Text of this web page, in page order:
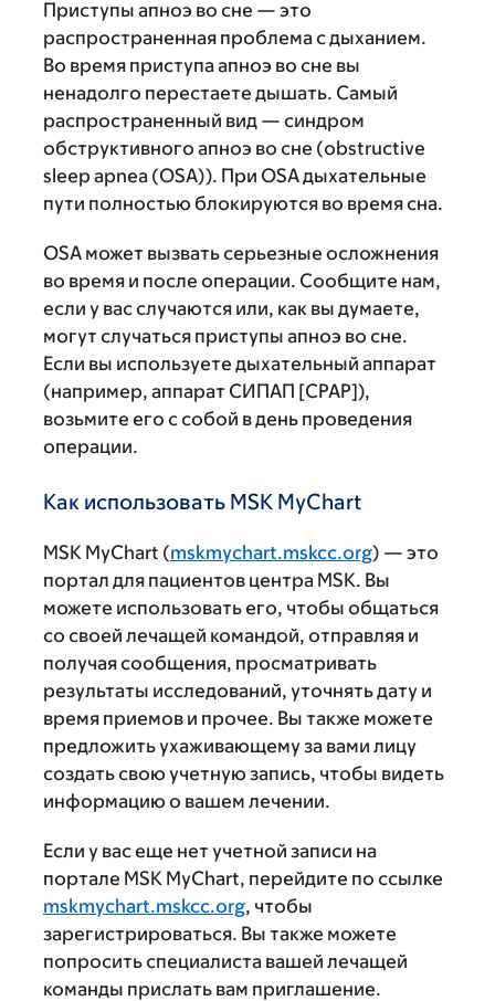
Приступы апноэ во сне — это
распространенная проблема с дыханием.
Во время приступа апноэ во сне вы
ненадолго перестаете дышать. Самый
распространенный вид — синдром
обструктивного апноэ во сне (obstructive
sleep apnea (OSA)). При OSA дыхательные
пути полностью блокируются во время сна.
OSA может вызвать серьезные осложнения
во время и после операции. Сообщите нам,
если у вас случаются или, как вы думаете,
могут случаться приступы апноэ во сне.
Если вы используете дыхательный аппарат
(например, аппарат СИПАП [CPAP]),
возьмите его с собой в день проведения
операции.
Как использовать MSK MyChart
MSK MyChart (mskmychart.mskcc.org) — это
портал для пациентов центра MSK. Вы
можете использовать его, чтобы общаться
со своей лечащей командой, отправляя и
получая сообщения, просматривать
результаты исследований, уточнять дату и
время приемов и прочее. Вы также можете
предложить ухаживающему за вами лицу
создать свою учетную запись, чтобы видеть
информацию о вашем лечении.
Если у вас еще нет учетной записи на
портале MSK MyChart, перейдите по ссылке
mskmychart.mskcc.org, чтобы
зарегистрироваться. Вы также можете
попросить специалиста вашей лечащей
команды прислать вам приглашение.